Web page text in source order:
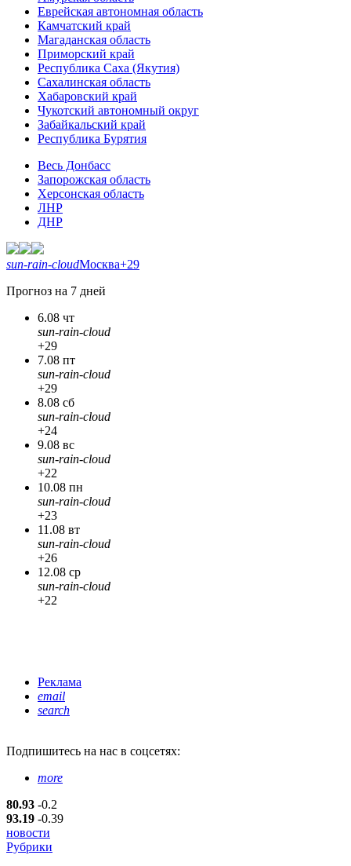
Еврейская автономная область
Камчатский край
Магаданская область
Приморский край
Республика Саха (Якутия)
Сахалинская область
Хабаровский край
Чукотский автономный округ
Забайкальский край
Республика Бурятия
Весь Донбасс
Запорожская область
Херсонская область
ЛНР
ДНР
sun-rain-cloudМосква+29
Прогноз на 7 дней
6.08 чт
sun-rain-cloud
+29
7.08 пт
sun-rain-cloud
+29
8.08 сб
sun-rain-cloud
+24
9.08 вс
sun-rain-cloud
+22
10.08 пн
sun-rain-cloud
+23
11.08 вт
sun-rain-cloud
+26
12.08 ср
sun-rain-cloud
+22
Реклама
email
search
Подпишитесь на нас в соцсетях:
more
80.93 -0.2
93.19 -0.39
новости
Рубрики